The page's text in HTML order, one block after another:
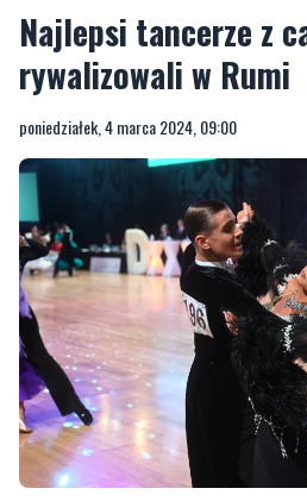
Najlepsi tancerze z
rywalizowali w Rumi
poniedziałek, 4 marca 2024, 09:00